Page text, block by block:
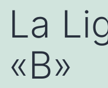
La
«B»